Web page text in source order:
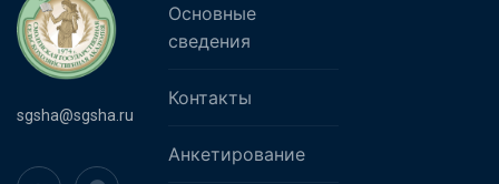
sgsha@sgsha.ru
Основные
сведения
Контакты
Анкетирование